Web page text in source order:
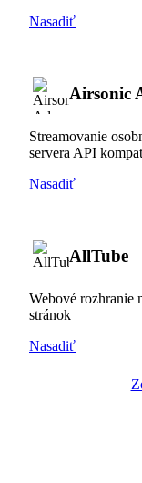
Nasadiť
Airsonic
Streamovanie
servera API
Nasadiť
AllTube
Webové rozhranie
stránok
Nasadiť